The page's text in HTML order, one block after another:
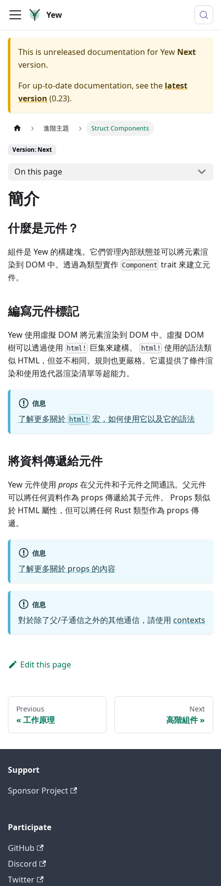
Yew
This is unreleased documentation forYew Next
version.
For up-to-date documentation, see the latest
version (0.23).
進階主題 Struct Components
Version: Next
On this page
簡介
什麼是元件？
組件是 Yew 的構建塊。它們管理內部狀態並可以將元素渲
染到 DOM 中。透過為類型實作 Component trait 來建立元
件。
編寫元件標記
Yew 使用虛擬 DOM 將元素渲染到 DOM 中。虛擬 DOM
樹可以透過使用
html! 巨集來建構。 html! 使用的語法類
似 HTML，但並不相同。規則也更嚴格。它還提供了條件渲
染和使用迭代器渲染清單等超能力。
信息
了解更多關於 html! 宏，如何使用它以及它的語法
將資料傳遞給元件
Yew 元件使用 props在父元件和子元件之間通訊。父元件
可以將任何資料作為 props 傳遞給其子元件。 Props 類似
於 HTML 屬性，但可以將任何 Rust 類型作為 props 傳
遞。
信息
了解更多關於 props 的內容
信息
對於除了父/子通信之外的其他通信，請使用 contexts
Edit this page
Previous
工作原理
Next
高階組件
Support
Sponsor Project
Participate
GitHub
Discord
Twitter